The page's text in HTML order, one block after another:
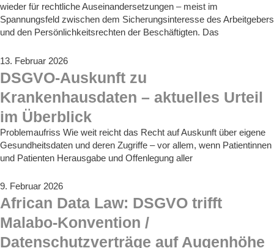
wieder für rechtliche Auseinandersetzungen – meist im
Spannungsfeld zwischen dem Sicherungsinteresse des Arbeitgebers
und den Persönlichkeitsrechten der Beschäftigten. Das
13. Februar 2026
DSGVO-Auskunft zu
Krankenhausdaten – aktuelles Urteil
im Überblick
Problemaufriss Wie weit reicht das Recht auf Auskunft über eigene
Gesundheitsdaten und deren Zugriffe – vor allem, wenn Patientinnen
und Patienten Herausgabe und Offenlegung aller
9. Februar 2026
African Data Law: DSGVO trifft
Malabo-Konvention /
Datenschutzverträge auf Augenhöhe